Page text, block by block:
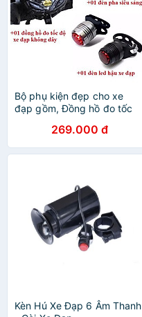
Bộ phụ kiện đẹp cho xe
đạp gồm, Đồng hồ đo tốc
đèn hậu xe đạp
269.000 đ
Kèn Hú Xe Đạp 6 Âm Thanh